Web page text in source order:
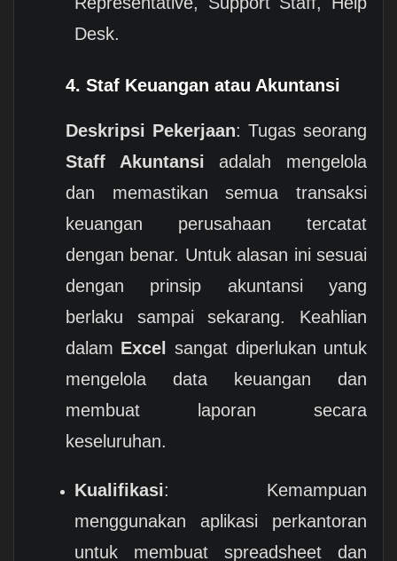
Desk.
4. Staf Keuangan atau Akuntansi
Deskripsi Pekerjaan: Tugas seorang
Staff Akuntansi adalah mengelola
dan memastikan semua transaksi
keuangan perusahaan tercatat
dengan benar. Untuk alasan ini sesuai
dengan prinsip akuntansi yang
berlaku sampai sekarang. Keahlian
dalam Excel sangat diperlukan untuk
mengelola data keuangan dan
membuat laporan secara
keseluruhan.
Kualifikasi: Kemampuan
menggunakan aplikasi perkantoran
untuk membuat spreadsheet dan